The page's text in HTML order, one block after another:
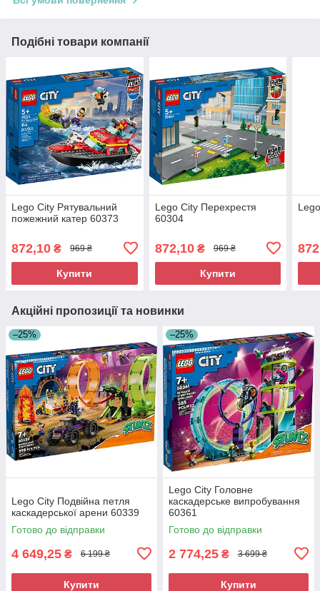
Подібні товари компанії
Lego City Рятувальний
пожежний катер 60373
872,10 ₴ 969 ₴
Купити
Lego City Перехрестя
60304
872,10₴ 969 ₴
Купити
Акційні пропозиції та новинки
–25%
Lego City Подвійна петля
каскадерської арени 60339
Готово до відправки
4 649,25 ₴ 6 199 ₴
Купити
–25%
Lego City Головне
каскадерське випробування
60361
Готово до відправки
2 774,25 ₴ 3 699 ₴
Купити